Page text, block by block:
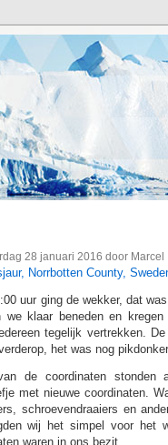
28 januari 2016 door Marcel
Norrbotten County,
uur ging de wekker, dat
we klaar beneden en
tegelijk vertrekken.
het was nog
de coordinaten stonden
met nieuwe coordinaten.
schroevendraaiers en
wij het simpel voor het
waren in ons bezit.